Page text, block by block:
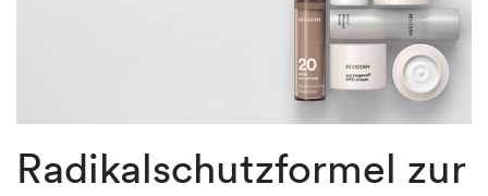
Radikalschutzformel zur